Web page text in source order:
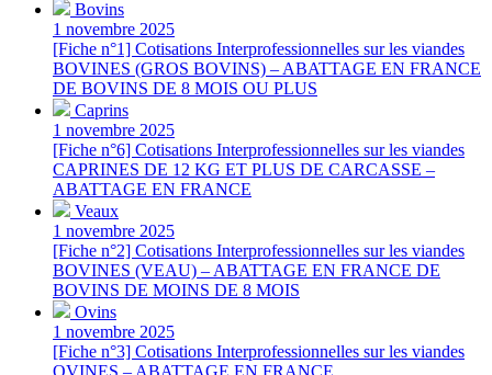
Bovins
1 novembre 2025
[Fiche n°1] Cotisations Interprofessionnelles sur les viandes
BOVINES (GROS BOVINS) – ABATTAGE EN FRANCE
DE BOVINS DE 8 MOIS OU PLUS
Caprins
1 novembre 2025
[Fiche n°6] Cotisations Interprofessionnelles sur les viandes
CAPRINES DE 12 KG ET PLUS DE CARCASSE –
ABATTAGE EN FRANCE
Veaux
1 novembre 2025
[Fiche n°2] Cotisations Interprofessionnelles sur les viandes
BOVINES (VEAU) – ABATTAGE EN FRANCE DE
BOVINS DE MOINS DE 8 MOIS
Ovins
1 novembre 2025
[Fiche n°3] Cotisations Interprofessionnelles sur les viandes
OVINES – ABATTAGE EN FRANCE